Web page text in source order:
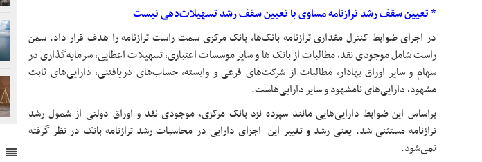
* تعیین سقف رشد ترازنامه مساوی با تعیین سقف رشد تسهیلات‌دهی نیست
در اجرای ضوابط کنترل مقداری ترازنامه بانک‌ها، بانک مرکزی سمت راست ترازنامه را هدف‌ قرار داد. سمن
راست شامل موجودی نقد، مطالبات از بانک ها و سایر موسسات اعتباری، تسهیلات اعطایی، سرمایه‌گذاری در
سهام و سایر اوراق بهادار، مطالبات از شرکت‌های فرعی و وابسته، حساب‌های دریافتنی، دارایی‌های ثابت
مشهود، دارایی‌هاینامشهودو سایر دارایی‌هاست.
براساس این ضوابط دارایی‌هایی مانند سپرده نزد بانک مرکزی، موجودی نقد و اوراق دولتی از شمول رشد
ترازنامه مستثنی شد. یعنی رشد و تغییر این اجزای دارایی در محاسبات رشد ترازنامه بانک در نظر گرفته
نمی‌شود.